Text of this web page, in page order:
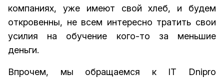
компаниях, уже имеют свой хлеб, и будем
откровенны, не всем интересно тратить свои
усилия на обучение кого-то за меньшие
деньги.
Впрочем, мы обращаемся к IT Dnipro